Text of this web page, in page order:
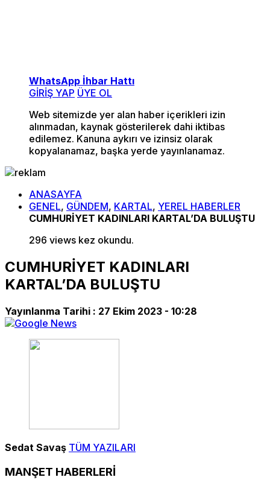
WhatsApp İhbar Hattı
GİRİŞ YAP ÜYE OL
Web sitemizde yer alan haber içerikleri izin
alınmadan, kaynak gösterilerek dahi iktibas
edilemez. Kanuna aykırı ve izinsiz olarak
kopyalanamaz, başka yerde yayınlanamaz.
ANASAYFA
GENEL, GÜNDEM, KARTAL, YEREL HABERLER
CUMHURİYET KADINLARI KARTAL’DA BULUŞTU
296 views kez okundu.
CUMHURİYET KADINLARI
KARTAL’DA BULUŞTU
Yayınlanma Tarihi : 27 Ekim 2023 - 10:28
Sedat Savaş TÜM YAZILARI
MANŞET HABERLERİ